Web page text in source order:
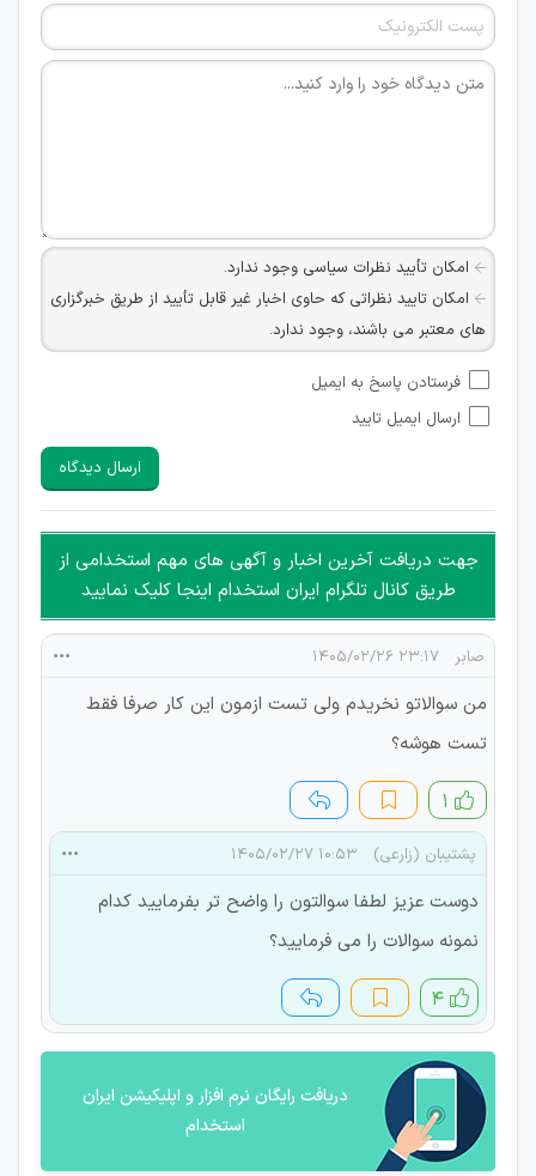
امکان تأیید نظرات سیاسی وجود ندارد.
امکان تایید نظراتی که حاوی اخبار غیر قابل تأیید از طریق خبرگزاری
های معتبر می باشند، وجود ندارد.
شبکه های مجازی ارتباطی می باشند وجود ندارد.
امکان تأیید نظرات کاربرانی که به هر طریقی قصد مأیوس کردن
هرگونه تحریک، تحقیر و کنایه به سایر افراد (مسئول و غیر مسئول)
غیر مجاز می باشد.
امکان هماهنگی برای هرگونه ملاقات حضوری چه به صورت دسته
جمعی و چه فردی توسط کاربران سایت وجود ندارد.
فرستادن پاسخ به ایمیل
ارسال ایمیل تایید
ارسال دیدگاه
جهت دریافت آخرین اخبار و آگهی های مهم استخدامی از
طریق کانال تلگرام ایران استخدام اینجا کلیک نمایید
صابر ۲۳:۱۷ ۱۴۰۵/۰۲/۲۶
من سوالاتو نخریدم ولی تست ازمون این کار صرفا فقط
تست هوشه؟
۱
پشتیبان (زارعی) ۱۰:۵۳ ۱۴۰۵/۰۲/۲۷
دوست عزیز لطفا سوالتون را واضح تر بفرمایید کدام
نمونه سوالات را می فرمایید؟
۴
دریافت رایگان نرم افزار و اپلیکیشن ایران
استخدام